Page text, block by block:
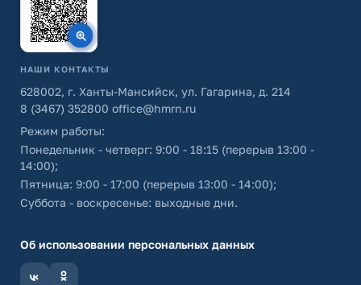
НАШИ КОНТАКТЫ
628002, г. Ханты-Мансийск, ул. Гагарина, д. 214
8 (3467) 352800 office@hmrn.ru
Режим работы:
Понедельник - четверг: 9:00 - 18:15 (перерыв 13:00 -
14:00);
Пятница: 9:00 - 17:00 (перерыв 13:00 - 14:00);
Суббота - воскресенье: выходные дни.
Об использовании персональных данных